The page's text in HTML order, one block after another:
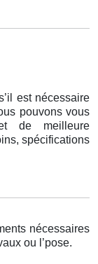
est nécessaire
pouvons vous
de meilleure
spécifications
nécessaires
ou l’pose.